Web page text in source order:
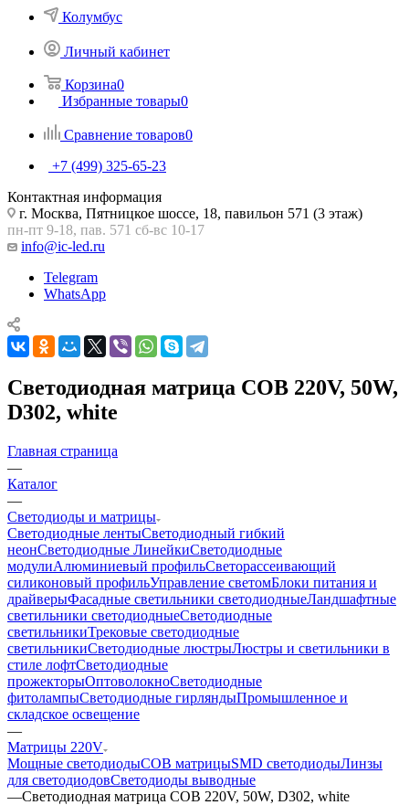
Колумбус
Личный кабинет
Корзина0
Избранные товары0
Сравнение товаров0
+7 (499) 325-65-23
Контактная информация
г. Москва, Пятницкое шоссе, 18, павильон 571 (3 этаж)
пн-пт 9-18, пав. 571 сб-вс 10-17
info@ic-led.ru
Telegram
WhatsApp
Светодиодная матрица COB 220V, 50W,
D302, white
Главная страница
—
Каталог
—
Светодиоды и матрицы
Светодиодные лентыСветодиодный гибкий
неонСветодиодные ЛинейкиСветодиодные
модулиАлюминиевый профильСветорассеивающий
силиконовый профильУправление светомБлоки питания и
драйверыФасадные светильники светодиодныеЛандшафтные
светильники светодиодныеСветодиодные
светильникиТрековые светодиодные
светильникиСветодиодные люстрыЛюстры и светильники в
стиле лофтСветодиодные
прожекторыОптоволокноСветодиодные
фитолампыСветодиодные гирляндыПромышленное и
складское освещение
—
Матрицы 220V
Мощные светодиодыCOB матрицыSMD светодиодыЛинзы
для светодиодовСветодиоды выводные
—Светодиодная матрица COB 220V, 50W, D302, white